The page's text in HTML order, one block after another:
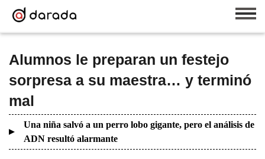
Alumnos le preparan un festejo
sorpresa a su maestra… y terminó
mal
Una niña salvó a un perro lobo gigante, pero el análisis de
ADN resultó alarmante